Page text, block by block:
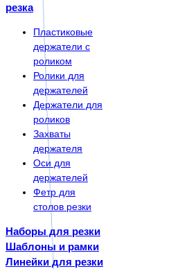
резка
Пластиковые
держатели с
роликом
Ролики для
держателей
Держатели для
роликов
Захваты
держателя
Оси для
держателей
Фетр для
столов резки
Наборы для резки
Шаблоны и рамки
Линейки для резки